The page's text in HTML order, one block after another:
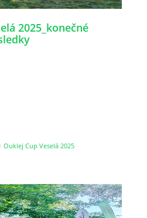
2025_konečné
Ouklej Cup Veselá 2025